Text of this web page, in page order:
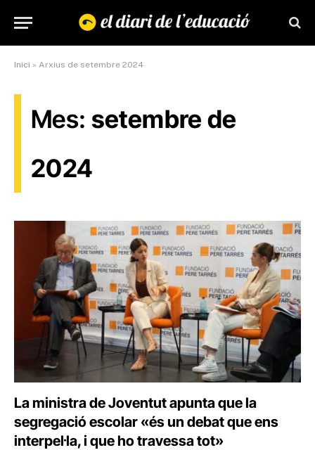
Inici » Arxius de setembre 2024
Mes: setembre de
2024
La ministra de Joventut apunta que la
segregació escolar «és un debat que ens
interpel·la, i que ho travessa tot»